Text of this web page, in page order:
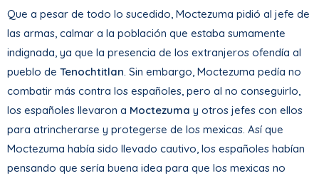
Que a pesar de todo lo sucedido, Moctezuma pidió al jefe de
las armas, calmar a la población que estaba sumamente
indignada, ya que la presencia de los extranjeros ofendía al
pueblo de Tenochtitlan. Sin embargo, Moctezuma pedía no
combatir más contra los españoles, pero al no conseguirlo,
los españoles llevaron a Moctezuma y otros jefes con ellos
para atrincherarse y protegerse de los mexicas. Así que
Moctezuma había sido llevado cautivo, los españoles habían
pensando que sería buena idea para que los mexicas no